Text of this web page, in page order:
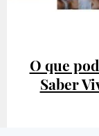
O que
Saber